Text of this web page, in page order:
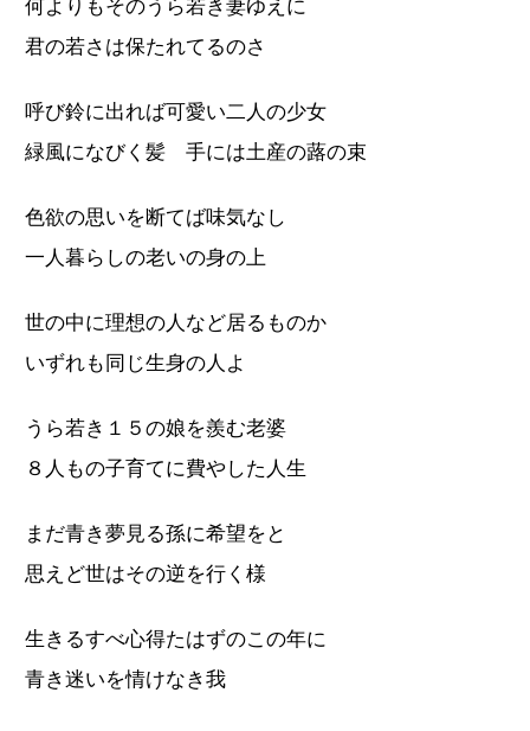
何よりもそのうら若き妻ゆえに
君の若さは保たれてるのさ
呼び鈴に出れば可愛い二人の少女
緑風になびく髪 手には土産の蕗の束
色欲の思いを断てば味気なし
一人暮らしの老いの身の上
世の中に理想の人など居るものか
いずれも同じ生身の人よ
うら若き１５の娘を羨む老婆
８人もの子育てに費やした人生
まだ青き夢見る孫に希望をと
思えど世はその逆を行く様
生きるすべ心得たはずのこの年に
青き迷いを情けなき我